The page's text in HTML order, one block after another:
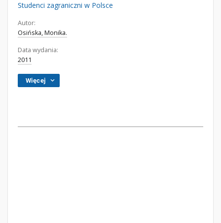
Studenci zagraniczni w Polsce
Autor:
Osińska, Monika.
Data wydania:
2011
Więcej